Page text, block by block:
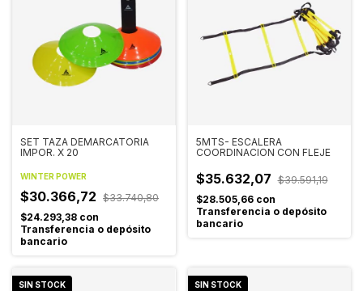
SET TAZA DEMARCATORIA
IMPOR. X 20
WINTER POWER
$30.366,72 $33.740,80
$24.293,38 con
Transferencia o depósito
bancario
5MTS- ESCALERA
COORDINACION CON FLEJE
$35.632,07 $39.591,19
$28.505,66 con
Transferencia o depósito
bancario
SIN STOCK SIN STOCK